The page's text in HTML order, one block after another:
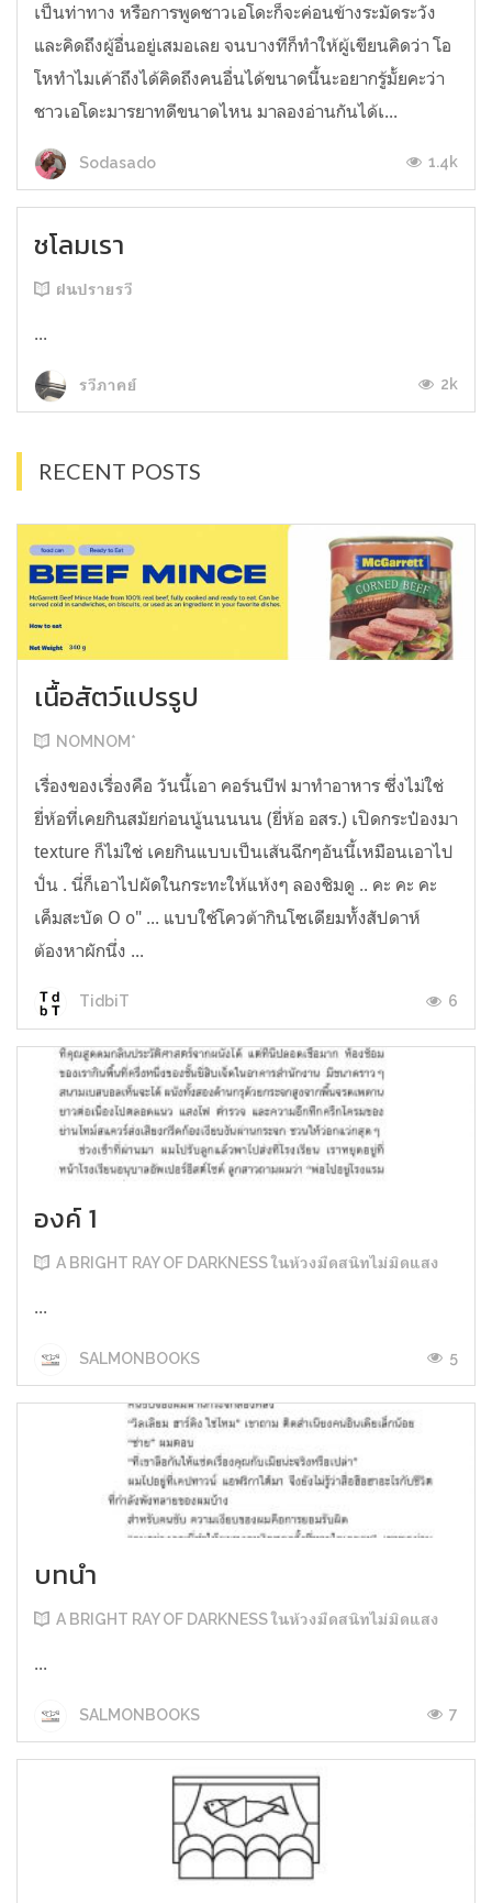
เป็นท่าทาง หรือการพูดชาวเอโดะก็จะค่อนข้างระมัดระวัง
และคิดถึงผู้อื่นอยู่เสมอเลย จนบางทีก็ทำให้ผู้เขียนคิดว่า โอ
โหทำไมเค้าถึงได้คิดถึงคนอื่นได้ขนาดนี้นะอยากรู้มั้ยคะว่า
ชาวเอโดะมารยาทดีขนาดไหน มาลองอ่านกันได้เ...
Sodasado 1.4k
ชโลมเรา
ฝนปรายรวี
...
รวีภาคย์ 2k
RECENT POSTS
เนื้อสัตว์แปรรูป
NOMNOM*
เรื่องของเรื่องคือ วันนี้เอา คอร์นบีฟ มาทำอาหาร ซึ่งไม่ใช่
ยี่ห้อที่เคยกินสมัยก่อนนู้นนนนน (ยี่ห้อ อสร.) เปิดกระป๋องมา
texture ก็ไม่ใช่ เคยกินแบบเป็นเส้นฉีกๆอันนี้เหมือนเอาไป
ปั่น . นี่ก็เอาไปผัดในกระทะให้แห้งๆ ลองชิมดู .. คะ คะ คะ
เค็มสะบัด O o" ... แบบใช้โควต้ากินโซเดียมทั้งสัปดาห์
ต้องหาผักนึ่ง ...
TidbiT 6
องค์ 1
A BRIGHT RAY OF DARKNESS ในห้วงมืดสนิทไม่มิดแสง
...
SALMONBOOKS 5
บทนำ
A BRIGHT RAY OF DARKNESS ในห้วงมืดสนิทไม่มิดแสง
...
SALMONBOOKS 7